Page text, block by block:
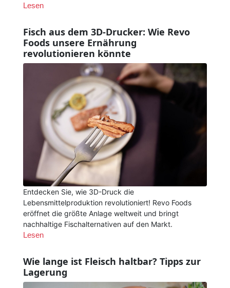
Lesen
Fisch aus dem 3D-Drucker: Wie Revo
Foods unsere Ernährung
revolutionieren könnte
Entdecken Sie, wie 3D-Druck die
Lebensmittelproduktion revolutioniert! Revo Foods
eröffnet die größte Anlage weltweit und bringt
nachhaltige Fischalternativen auf den Markt.
Lesen
Wie lange ist Fleisch haltbar? Tipps zur
Lagerung